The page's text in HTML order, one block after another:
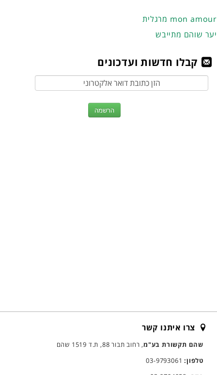
מרגלית mon amour
יער שוהם מתייבש
קבלו חדשות ועדכונים
צרו איתנו קשר
שהם תקשורת בע"מ, רחוב תבור 88, ת.ד 1519 שהם
טלפון:03-9793061